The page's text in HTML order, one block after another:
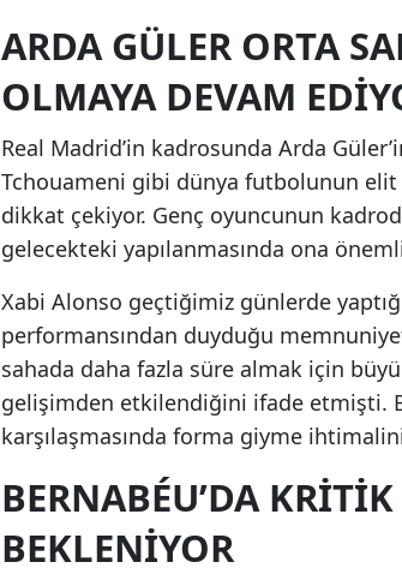
ARDA GÜLER ORTA
OLMAYA DEVAM
Real Madrid’in kadrosunda Arda
Tchouameni gibi dünya futbolunun
dikkat çekiyor. Genç oyuncunun
gelecekteki yapılanmasında ona
Xabi Alonso geçtiğimiz günlerde
performansından duyduğu
sahada daha fazla süre almak için
gelişimden etkilendiğini ifade etmişti.
karşılaşmasında forma giyme
BERNABÉU’DA
BEKLENIYOR